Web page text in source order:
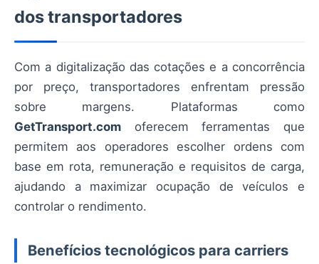
dos transportadores
Com a digitalização das cotações e a concorrência
por preço, transportadores enfrentam pressão
sobre margens. Plataformas como
GetTransport.com oferecem ferramentas que
permitem aos operadores escolher ordens com
base em rota, remuneração e requisitos de carga,
ajudando a maximizar ocupação de veículos e
controlar o rendimento.
Benefícios tecnológicos para carriers